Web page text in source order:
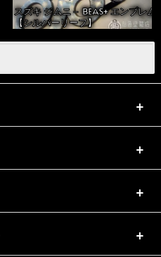
スズキ ジムニ－ BEAS+ エンブレム
【シルバーリーフ】